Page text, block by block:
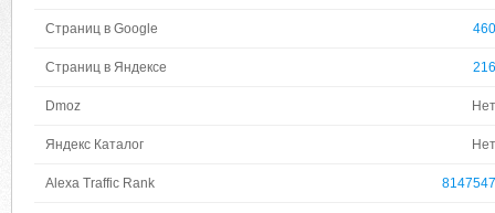
Страниц в Google 460
Страниц в Яндексе 216
Dmoz Нет
Яндекс Каталог Нет
Alexa Traffic Rank 8147547